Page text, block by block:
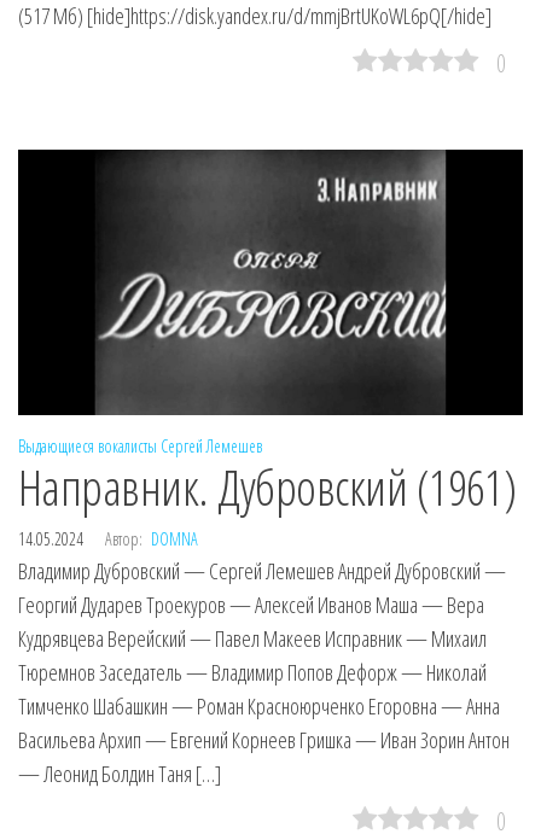
(517 Мб) [hide]https://disk.yandex.ru/d/mmjBrtUKoWL6pQ[/hide]
0
Выдающиеся вокалисты Сергей Лемешев
Направник. Дубровский (1961)
14.05.2024 Автор: DOMNA
Владимир Дубровский — Сергей Лемешев Андрей Дубровский —
Георгий Дударев Троекуров — Алексей Иванов Маша — Вера
Кудрявцева Верейский — Павел Макеев Исправник — Михаил
Тюремнов Заседатель — Владимир Попов Дефорж — Николай
Тимченко Шабашкин — Роман Красноюрченко Егоровна — Анна
Васильева Архип — Евгений Корнеев Гришка — Иван Зорин Антон
— Леонид Болдин Таня […]
0